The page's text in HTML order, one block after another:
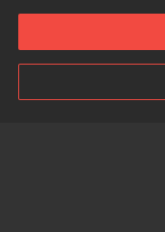
Политика обработки
Сайт создан на